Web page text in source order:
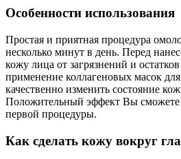
Особенности использования
Простая и приятная процедура
несколько минут в день. Перед
кожу лица от загрязнений и
применение коллагеновых масок для
качественно изменить состояние
Положительный эффект Вы сможете
первой процедуры.
Как сделать кожу вокруг